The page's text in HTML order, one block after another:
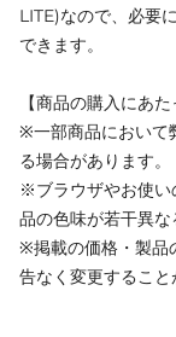
LITE)なので、必要
できます。
【商品の購入にあ
※一部商品において
る場合があります。
※ブラウザやお使い
品の色味が若干異な
※掲載の価格・製品
告なく変更すること